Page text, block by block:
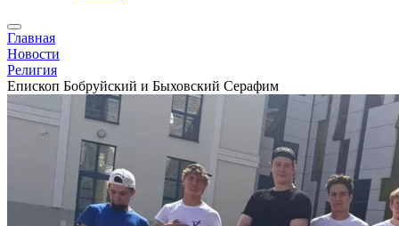
Главная
Новости
Религия
Епископ Бобруйский и Быховский Серафим